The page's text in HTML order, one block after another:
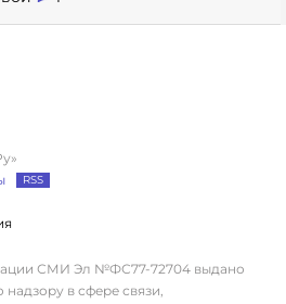
RSS
СМИ Эл №ФС77-72704 выдано
в сфере связи,